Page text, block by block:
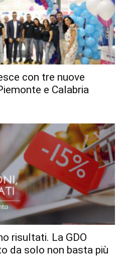
con tre nuove
e Calabria
risultati. La GDO
da solo non basta più